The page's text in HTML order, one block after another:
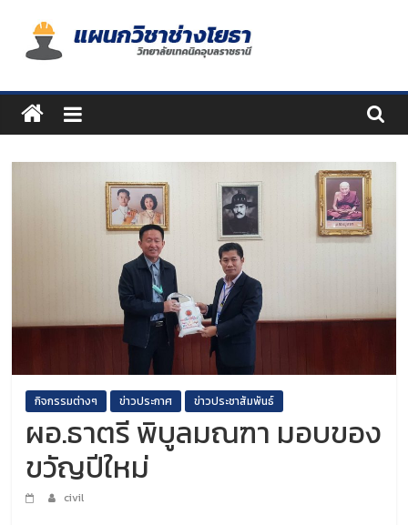
content
แผนก
วิชา
ช่าง
โยธา
กิจกรรมต่างๆ ข่าวประกาศ ข่าวประชาสัมพันธ์
ผอ.ธาตรี พิบูลมณฑา มอบของ
ขวัญปีใหม่
civil